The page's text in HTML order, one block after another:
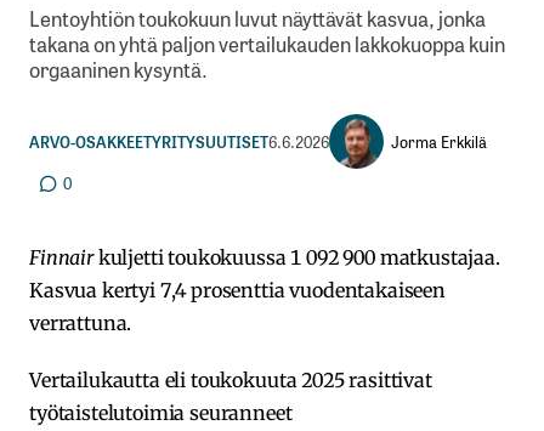
Lentoyhtiön toukokuun luvut näyttävät kasvua, jonka
takana on yhtä paljon vertailukauden lakkokuoppa kuin
orgaaninen kysyntä.
ARVO-OSAKKEETYRITYSUUTISET6.6.2026
Jorma Erkkilä
0
Finnairkuljetti toukokuussa 1 092 900 matkustajaa.
Kasvua kertyi 7,4 prosenttia vuodentakaiseen
verrattuna.
Vertailukautta eli toukokuuta 2025 rasittivat
työtaistelutoimia seuranneet